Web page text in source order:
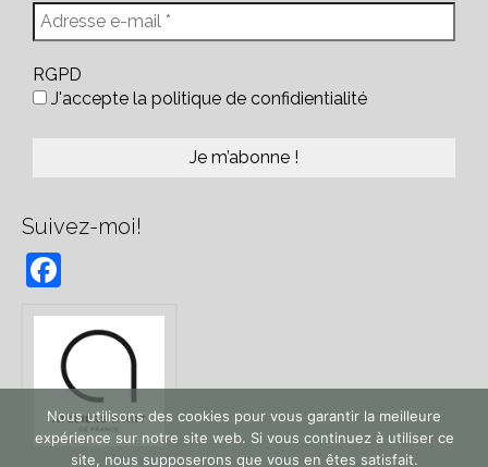
RGPD
J'accepte la politique de confidientialité
Suivez-moi!
Nous utilisons des cookies pour vous garantir la meilleure
expérience sur notre site web. Si vous continuez à utiliser ce
site, nous supposerons que vous en êtes satisfait.